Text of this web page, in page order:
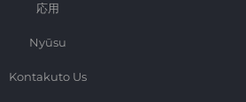
応用
Nyūsu
Kontakuto Us